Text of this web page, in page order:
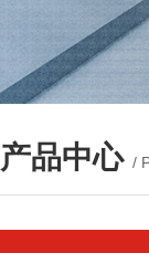
产品中心 /